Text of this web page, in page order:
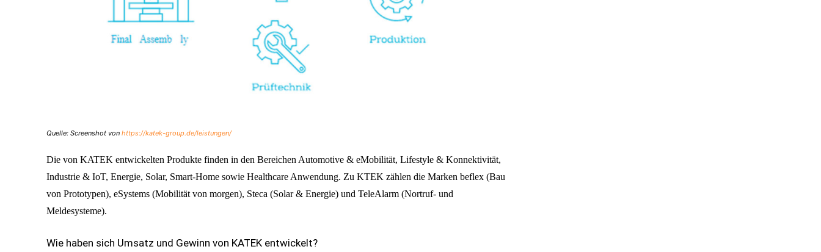
Quelle: Screenshot von https://katek-group.de/leistungen/
Die von KATEK entwickelten Produkte finden in den Bereichen Automotive & eMobilität, Lifestyle & Konnektivität,
Industrie & IoT, Energie, Solar, Smart-Home sowie Healthcare Anwendung. Zu KTEK zählen die Marken beflex (Bau
von Prototypen), eSystems (Mobilität von morgen), Steca (Solar & Energie) und TeleAlarm (Nortruf- und
Meldesysteme).
Wie haben sich Umsatz und Gewinn von KATEK entwickelt?